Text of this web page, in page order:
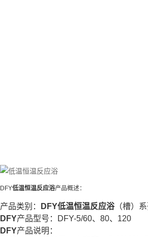
DFY低温恒温反应浴产品概述：
产品类别： DFY低温恒温反应浴（槽）系
DFY产品型号：DFY-5/60、80、120
DFY产品说明：